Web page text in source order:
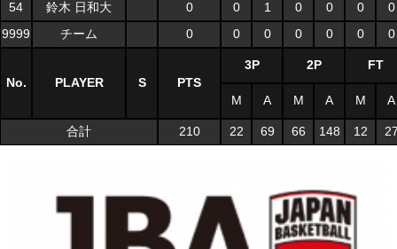
54 鈴木 日和大 0 0 1 0 0 0
0
9999
チーム 0 0 0 0 0 0 0
No. PLAYER S PTS
3P 2P FT
M A M A M A
合計 210 22 69 66 148 12